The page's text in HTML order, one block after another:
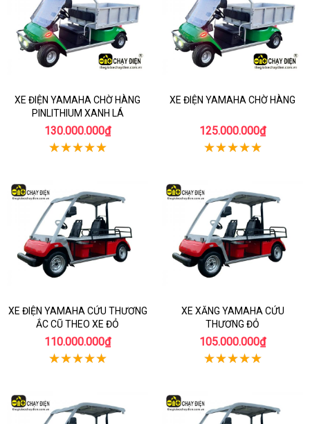
XE ĐIỆN YAMAHA CHỜ HÀNG
PINLITHIUM XANH LÁ
130.000.000₫
XE ĐIỆN YAMAHA CHỜ HÀNG
125.000.000₫
XE ĐIỆN YAMAHA CỨU THƯƠNG
ẮC CŨ THEO XE ĐỎ
110.000.000₫
XE XĂNG YAMAHA CỨU
THƯƠNG ĐỎ
105.000.000₫